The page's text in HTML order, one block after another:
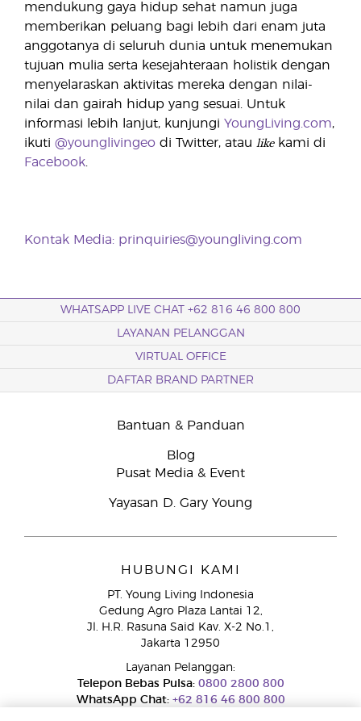
mendukung gaya hidup sehat namun juga
memberikan peluang bagi lebih dari enam juta
anggotanya di seluruh dunia untuk menemukan
tujuan mulia serta kesejahteraan holistik dengan
menyelaraskan aktivitas mereka dengan nilai-
nilai dan gairah hidup yang sesuai. Untuk
informasi lebih lanjut, kunjungi YoungLiving.com,
ikuti @younglivingeo di Twitter, atau likekami di
Facebook
Kontak Media: prinquiries@youngliving.com
WHATSAPP LIVE CHAT +62 816 46 800 800
LAYANAN PELANGGAN
VIRTUAL OFFICE
DAFTAR BRAND PARTNER
Bantuan & Panduan
Blog
Pusat Media & Event
Yayasan D. Gary Young
HUBUNGI KAMI
PT. Young Living Indonesia
Gedung Agro Plaza Lantai 12,
Jl. H.R. Rasuna Said Kav. X-2 No.1,
Jakarta 12950
Layanan Pelanggan:
Telepon Bebas Pulsa:0800 2800 800
WhatsApp Chat:+62 816 46 800 800